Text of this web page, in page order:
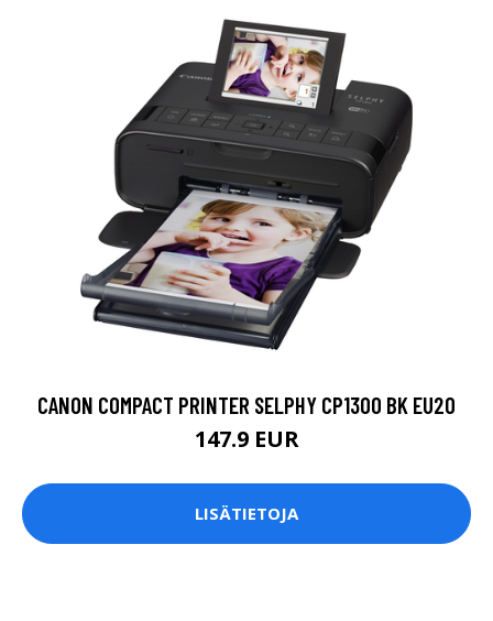
CANON COMPACT PRINTER SELPHY CP1300 BK EU20
147.9 EUR
LISÄTIETOJA